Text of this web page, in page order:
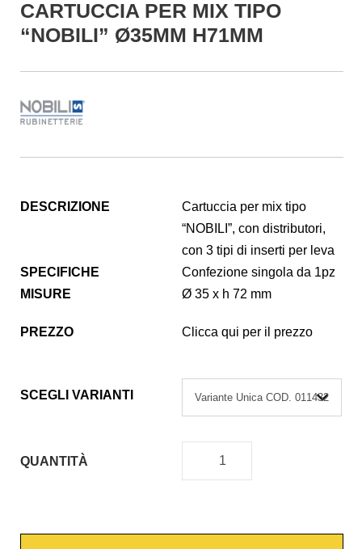
CARTUCCIA PER MIX TIPO
“NOBILI” Ø35MM H71MM
DESCRIZIONE
Cartuccia per mix tipo
“NOBILI”, con distributori,
con 3 tipi di inserti per leva
SPECIFICHE
Confezione singola da 1pz
MISURE
Ø 35 x h 72 mm
PREZZO Clicca qui per il prezzo
SCEGLI VARIANTI
QUANTITÀ
C
T